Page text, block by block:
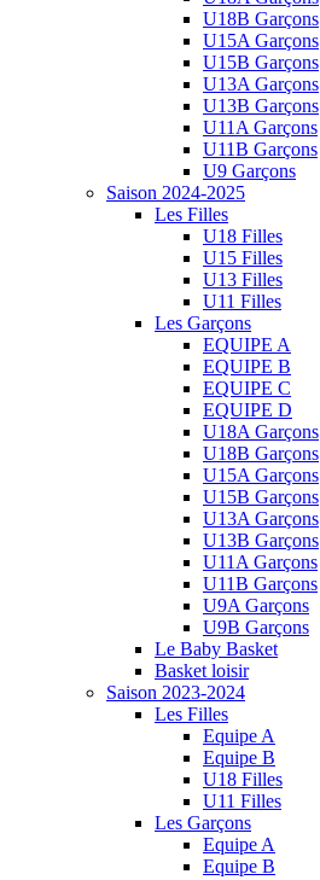
U18B Garçons
U15A Garçons
U15B Garçons
U13A Garçons
U13B Garçons
U11A Garçons
U11B Garçons
U9 Garçons
Saison 2024-2025
Les Filles
U18 Filles
U15 Filles
U13 Filles
U11 Filles
Les Garçons
EQUIPE A
EQUIPE B
EQUIPE C
EQUIPE D
U18A Garçons
U18B Garçons
U15A Garçons
U15B Garçons
U13A Garçons
U13B Garçons
U11A Garçons
U11B Garçons
U9A Garçons
U9B Garçons
Le Baby Basket
Basket loisir
Saison 2023-2024
Les Filles
Equipe A
Equipe B
U18 Filles
U11 Filles
Les Garçons
Equipe A
Equipe B